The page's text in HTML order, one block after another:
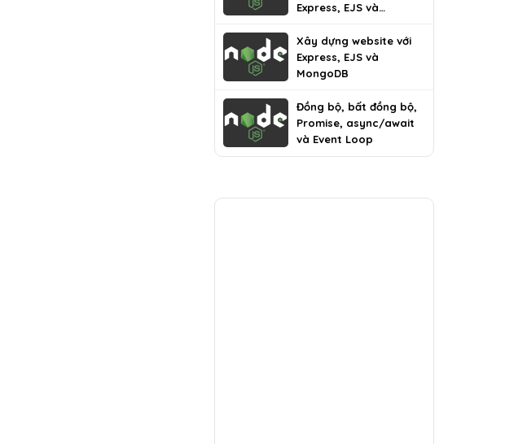
Express, EJS và
Xây dựng website với
Express, EJS và
MongoDB
Đồng bộ, bất đồng bộ,
Promise, async/await
và Event Loop